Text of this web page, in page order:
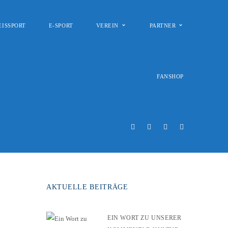
E-SPORT VEREIN PARTNER
FANSHOP
AKTUELLE BEITRÄGE
EIN WORT ZU UNSERER